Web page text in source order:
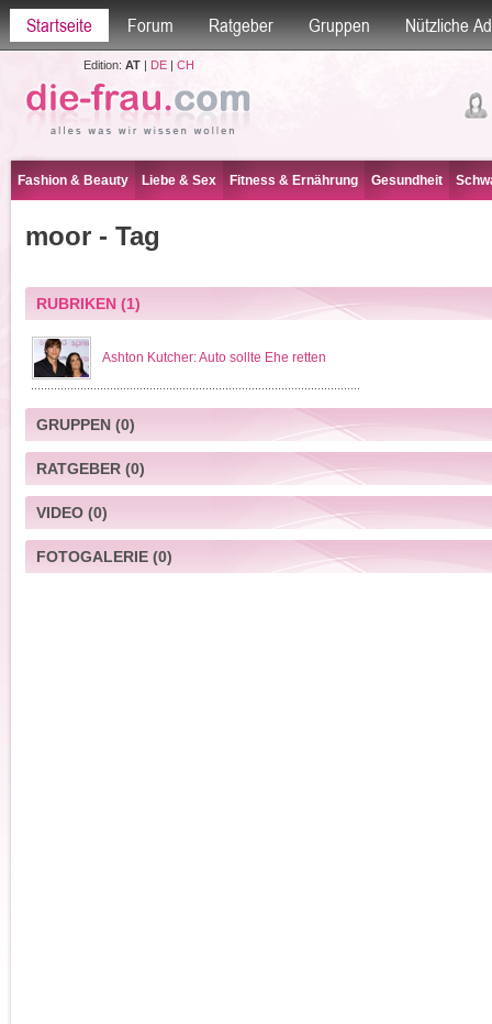
Startseite Forum Ratgeber Gruppen Nützliche
Edition: AT| DE| CH
Fashion & Beauty Liebe & Sex Fitness & Ernährung Gesundheit
moor - Tag
RUBRIKEN(1)
Ashton Kutcher: Auto sollte Ehe retten
GRUPPEN(0)
RATGEBER(0)
VIDEO(0)
FOTOGALERIE(0)